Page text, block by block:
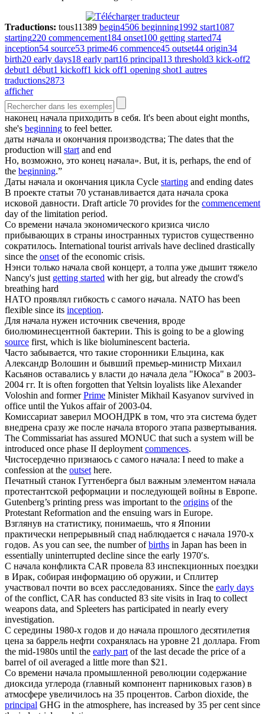
Traductions: tous11389 begin4506 beginning1992 start1087
starting220 commencement184 onset100 getting started74
inception54 source53 prime46 commence45 outset44 origin34
birth20 early days18 early part16 principal13 threshold3 kick-off2
debut1 début1 kickoff1 kick off1 opening shot1 autres
traductions2873
afficher
наконец начала приходить в себя. It's been about eight months,
she's beginning to feel better.
даты начала и окончания производства; The dates that the
production will startand end
Но, возможно, это конец начала». But, it is, perhaps, the end of
the beginning.”
Даты начала и окончания цикла Cycle starting and ending dates
В проекте статьи 70 устанавливается дата начала срока
исковой давности. Draft article 70 provides for the commencement
day of the limitation period.
Со времени начала экономического кризиса число
прибывающих в страны иностранных туристов существенно
сократилось. International tourist arrivals have declined drastically
since the onsetof the economic crisis.
Нэнси только начала свой концерт, а толпа уже дышит тяжело
Nancy's just getting started with her gig, but already the crowd's
breathing hard
НАТО проявлял гибкость с самого начала. NATO has been
flexible since its inception.
Для начала нужен источник свечения, вроде
биолюминесцентной бактерии. This is going to be a glowing
source first, which is like bioluminescent bacteria.
Часто забывается, что такие сторонники Ельцина, как
Александр Волошин и бывший премьер-министр Михаил
Касьянов оставались у власти до начала дела "Юкоса" в 2003-
2004 гг. It is often forgotten that Yeltsin loyalists like Alexander
Voloshin and formerPrime Minister Mikhail Kasyanov survived in
office until the Yukos affair of 2003-04.
Комиссариат заверил МООНДРК в том, что эта система будет
внедрена сразу же после начала второго этапа развертывания.
The Commissariat has assured MONUC that such a system will be
introduced once phase II deploymentcommences.
Чистосердечно признаюсь с самого начала: I need to make a
confession at the outsethere.
Печатный станок Гуттенберга был важным элементом начала
протестантской реформации и последующей войны в Европе.
Gutenberg’s printing press was important to the origins of the
Protestant Reformation and the ensuing wars in Europe.
Взглянув на статистику, понимаешь, что я Японии
практически непрерывный спад наблюдается с начала 1970-х
годов. As you can see, the number ofbirths in Japan has been in
essentially uninterrupted decline since the early 1970′s.
С начала конфликта CAR провела 83 инспекционных поездки
в Ирак, собирая информацию об оружии, и Сплитер
участвовал почти во всех расследованиях. Since the early days
of the conflict, CAR has conducted 83 site visits in Iraq to collect
weapons data, and Spleeters has participated in nearly every
investigation.
С середины 1980-х годов и до начала прошлого десятилетия
цена за баррель нефти сохранялась на уровне 21 доллара. From
the mid-1980s until the early partof the last decade the price of a
barrel of oil averaged a little more than $21.
Со времени начала промышленной революции содержание
диоксида углерода (главный компонент парниковых газов) в
атмосфере увеличилось на 35 процентов. Carbon dioxide, the
principal GHG in the atmosphere, has increased by 35 per cent since